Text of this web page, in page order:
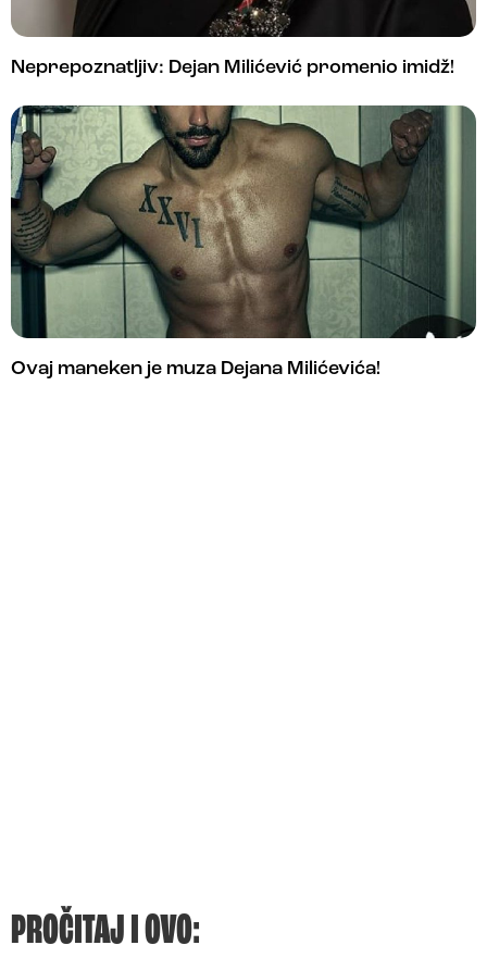
Neprepoznatljiv: Dejan Milićević promenio imidž!
Ovaj maneken je muza Dejana Milićevića!
PROČITAJ I OVO: